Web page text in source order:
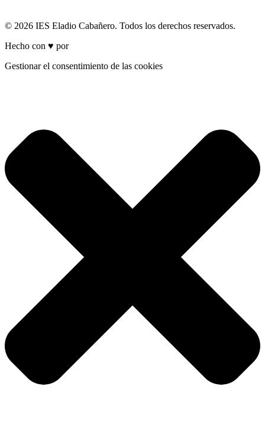
© 2026 IES Eladio Cabañero. Todos los derechos reservados.
Hecho con ♥ por
Gestionar el consentimiento de las cookies